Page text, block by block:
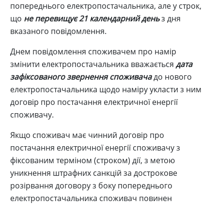
попереднього електропостачальника, але у строк,
що не перевищує 21 календарний деньз дня
вказаного повідомлення.
Днем повідомлення споживачем про намір
змінити електропостачальника вважається дата
зафіксованого звернення споживачадо нового
електропостачальника щодо наміру укласти з ним
договір про постачання електричної енергії
споживачу.
Якщо споживач має чинний договір про
постачання електричної енергії споживачу з
фіксованим терміном (строком) дії, з метою
уникнення штрафних санкцій за дострокове
розірвання договору з боку попереднього
електропостачальника споживач повинен